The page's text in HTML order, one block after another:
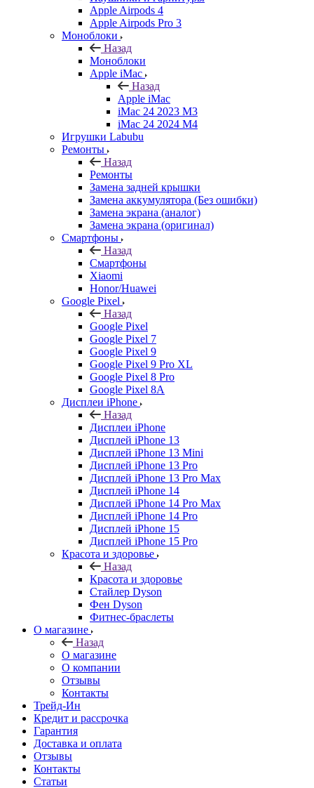
Apple Airpods 4
Apple Airpods Pro 3
Моноблоки
Назад
Моноблоки
Apple iMac
Назад
Apple iMac
iMac 24 2023 M3
iMac 24 2024 M4
Игрушки Labubu
Ремонты
Назад
Ремонты
Замена задней крышки
Замена аккумулятора (Без ошибки)
Замена экрана (аналог)
Замена экрана (оригинал)
Смартфоны
Назад
Смартфоны
Xiaomi
Honor/Huawei
Google Pixel
Назад
Google Pixel
Google Pixel 7
Google Pixel 9
Google Pixel 9 Pro XL
Google Pixel 8 Pro
Google Pixel 8A
Дисплеи iPhone
Назад
Дисплеи iPhone
Дисплей iPhone 13
Дисплей iPhone 13 Mini
Дисплей iPhone 13 Pro
Дисплей iPhone 13 Pro Max
Дисплей iPhone 14
Дисплей iPhone 14 Pro Max
Дисплей iPhone 14 Pro
Дисплей iPhone 15
Дисплей iPhone 15 Pro
Красота и здоровье
Назад
Красота и здоровье
Стайлер Dyson
Фен Dyson
Фитнес-браслеты
О магазине
Назад
О магазине
О компании
Отзывы
Контакты
Трейд-Ин
Кредит и рассрочка
Гарантия
Доставка и оплата
Отзывы
Контакты
Статьи